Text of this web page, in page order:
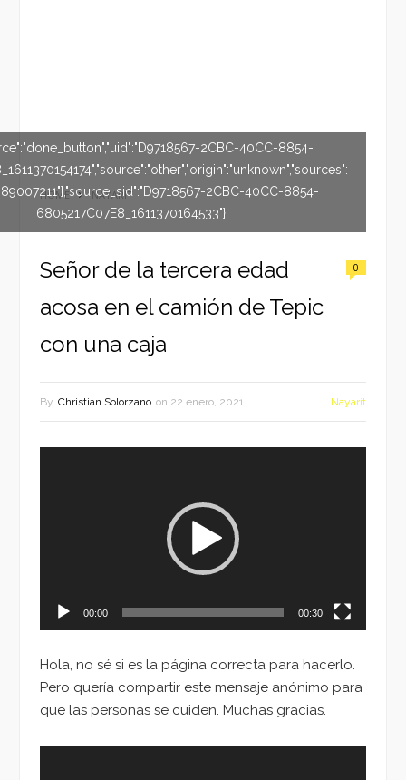
HOME NAYARIT
2CBC-40CC-8854-
2CBC-40CC-8854-
6805217C07E8_1611370164533"}
Señor de la tercera edad
acosa en el camión de Tepic
con una caja
0
By Christian Solorzano on 22 enero, 2021 Nayarit
00:00 00:30
Hola, no sé si es la página correcta para hacerlo.
Pero quería compartir este mensaje anónimo para
que las personas se cuiden. Muchas gracias.